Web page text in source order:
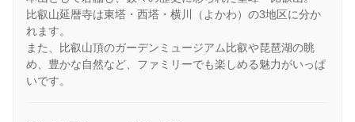
比叡山延暦寺は東塔・西塔・横川（よかわ）の3地区に分か
れます。
また、比叡山頂のガーデンミュージアム比叡や琵琶湖の眺
め、豊かな自然など、ファミリーでも楽しめる魅力がいっぱ
いです。